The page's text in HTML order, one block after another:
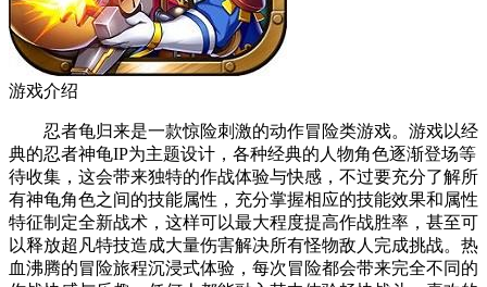
游戏介绍
忍者龟归来是一款惊险刺激的动作冒险类游戏。游戏以经
典的忍者神龟IP为主题设计，各种经典的人物角色逐渐登场等
待收集，这会带来独特的作战体验与快感，不过要充分了解所
有神龟角色之间的技能属性，充分掌握相应的技能效果和属性
特征制定全新战术，这样可以最大程度提高作战胜率，甚至可
以释放超凡特技造成大量伤害解决所有怪物敌人完成挑战。热
血沸腾的冒险旅程沉浸式体验，每次冒险都会带来完全不同的